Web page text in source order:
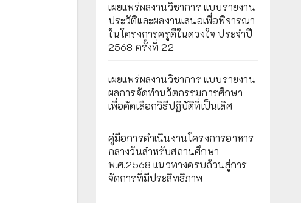
เผยแพร่ผลงานวิชาการ แบบรายงาน
ประวัติและผลงานเสนอเพื่อพิจารณา
ในโครงการครูดีในดวงใจ ประจำปี
2568 ครั้งที่ 22
เผยแพร่ผลงานวิชาการ แบบรายงาน
ผลการจัดทำนวัตกรรมการศึกษา
เพื่อคัดเลือกวิธีปฏิบัติที่เป็นเลิศ
คู่มือการดำเนินงานโครงการอาหาร
กลางวันสำหรับสถานศึกษา
พ.ศ.2568 แนวทางครบถ้วนสู่การ
จัดการที่มีประสิทธิภาพ